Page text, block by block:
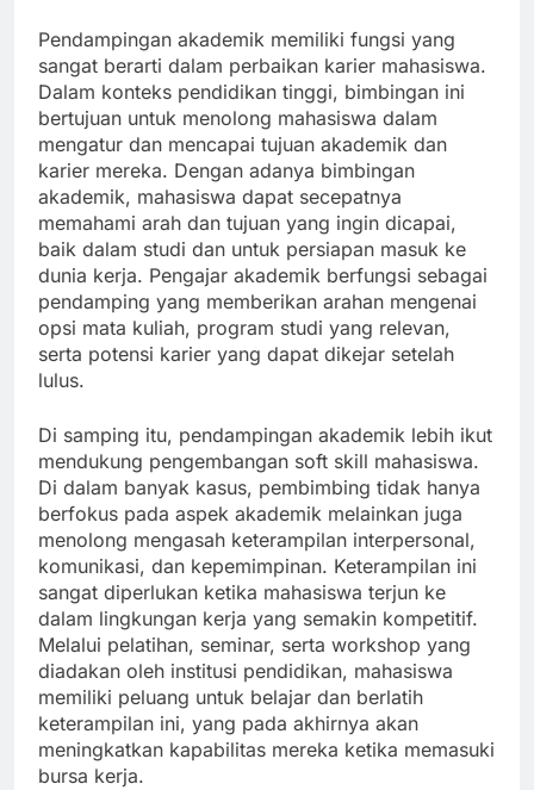
Pendampingan akademik memiliki fungsi yang
sangat berarti dalam perbaikan karier mahasiswa.
Dalam konteks pendidikan tinggi, bimbingan ini
bertujuan untuk menolong mahasiswa dalam
mengatur dan mencapai tujuan akademik dan
karier mereka. Dengan adanya bimbingan
akademik, mahasiswa dapat secepatnya
memahami arah dan tujuan yang ingin dicapai,
baik dalam studi dan untuk persiapan masuk ke
dunia kerja. Pengajar akademik berfungsi sebagai
pendamping yang memberikan arahan mengenai
opsi mata kuliah, program studi yang relevan,
serta potensi karier yang dapat dikejar setelah
lulus.
Di samping itu, pendampingan akademik lebih ikut
mendukung pengembangan soft skill mahasiswa.
Di dalam banyak kasus, pembimbing tidak hanya
berfokus pada aspek akademik melainkan juga
menolong mengasah keterampilan interpersonal,
komunikasi, dan kepemimpinan. Keterampilan ini
sangat diperlukan ketika mahasiswa terjun ke
dalam lingkungan kerja yang semakin kompetitif.
Melalui pelatihan, seminar, serta workshop yang
diadakan oleh institusi pendidikan, mahasiswa
memiliki peluang untuk belajar dan berlatih
keterampilan ini, yang pada akhirnya akan
meningkatkan kapabilitas mereka ketika memasuki
bursa kerja.